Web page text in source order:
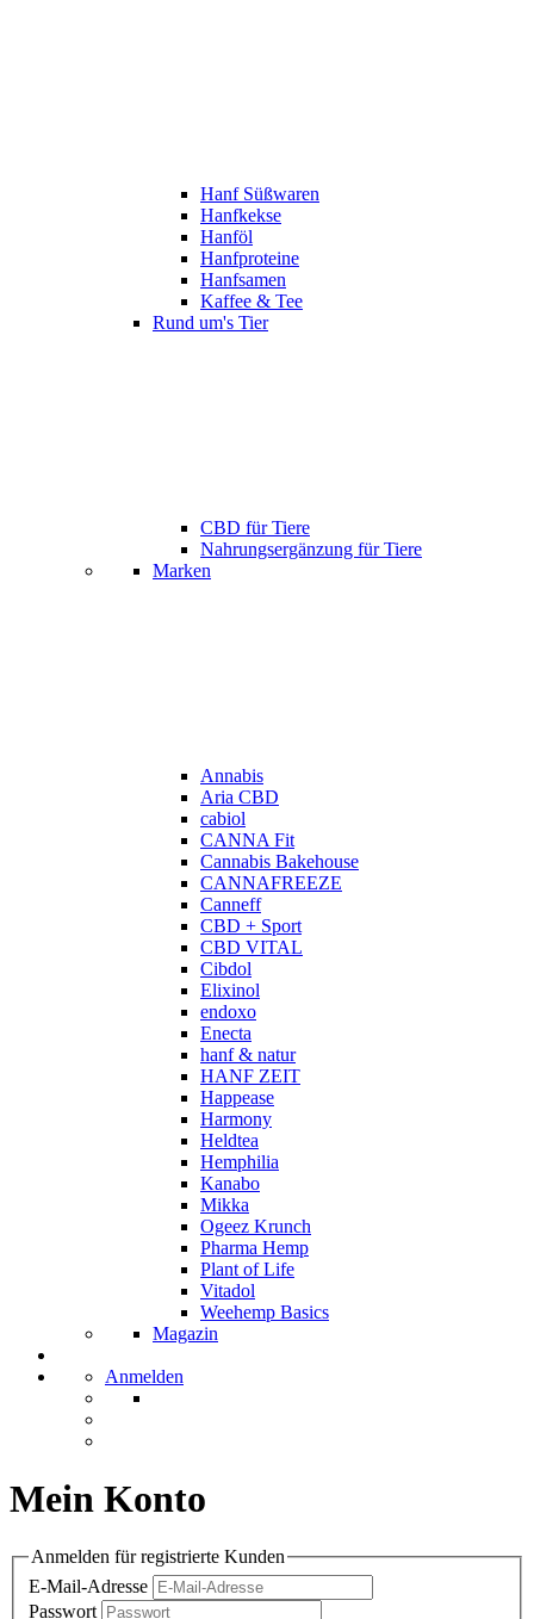
Hanf Süßwaren
Hanfkekse
Hanföl
Hanfproteine
Hanfsamen
Kaffee & Tee
Rund um's Tier
CBD für Tiere
Nahrungsergänzung für Tiere
Marken
Annabis
Aria CBD
cabiol
CANNA Fit
Cannabis Bakehouse
CANNAFREEZE
Canneff
CBD + Sport
CBD VITAL
Cibdol
Elixinol
endoxo
Enecta
hanf & natur
HANF ZEIT
Happease
Harmony
Heldtea
Hemphilia
Kanabo
Mikka
Ogeez Krunch
Pharma Hemp
Plant of Life
Vitadol
Weehemp Basics
Magazin
Anmelden
Mein Konto
Anmelden für registrierte Kunden
E-Mail-Adresse
Passwort